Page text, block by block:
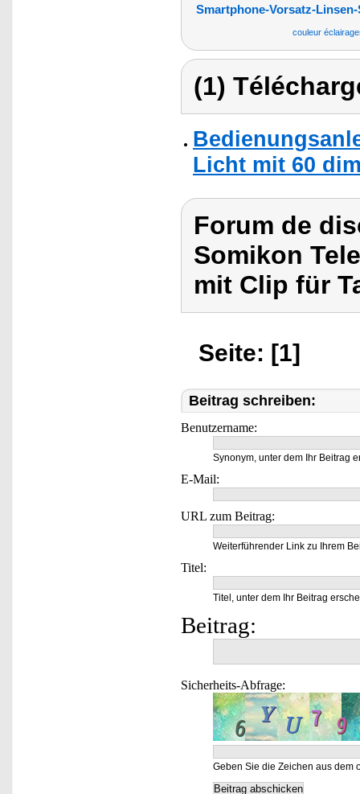
Smartphone-Vorsatz-
couleur
(1)
Licht mit 60
Forum de
Somikon
mit Clip für
Seite: [1]
Beitrag schreiben:
Benutzername:
Synonym, unter dem Ihr Beitrag
E-Mail:
URL zum Beitrag:
Weiterführender Link zu Ihrem
Titel:
Titel, unter dem Ihr Beitrag
Beitrag:
Sicherheits-Abfrage:
Geben Sie die Zeichen aus dem